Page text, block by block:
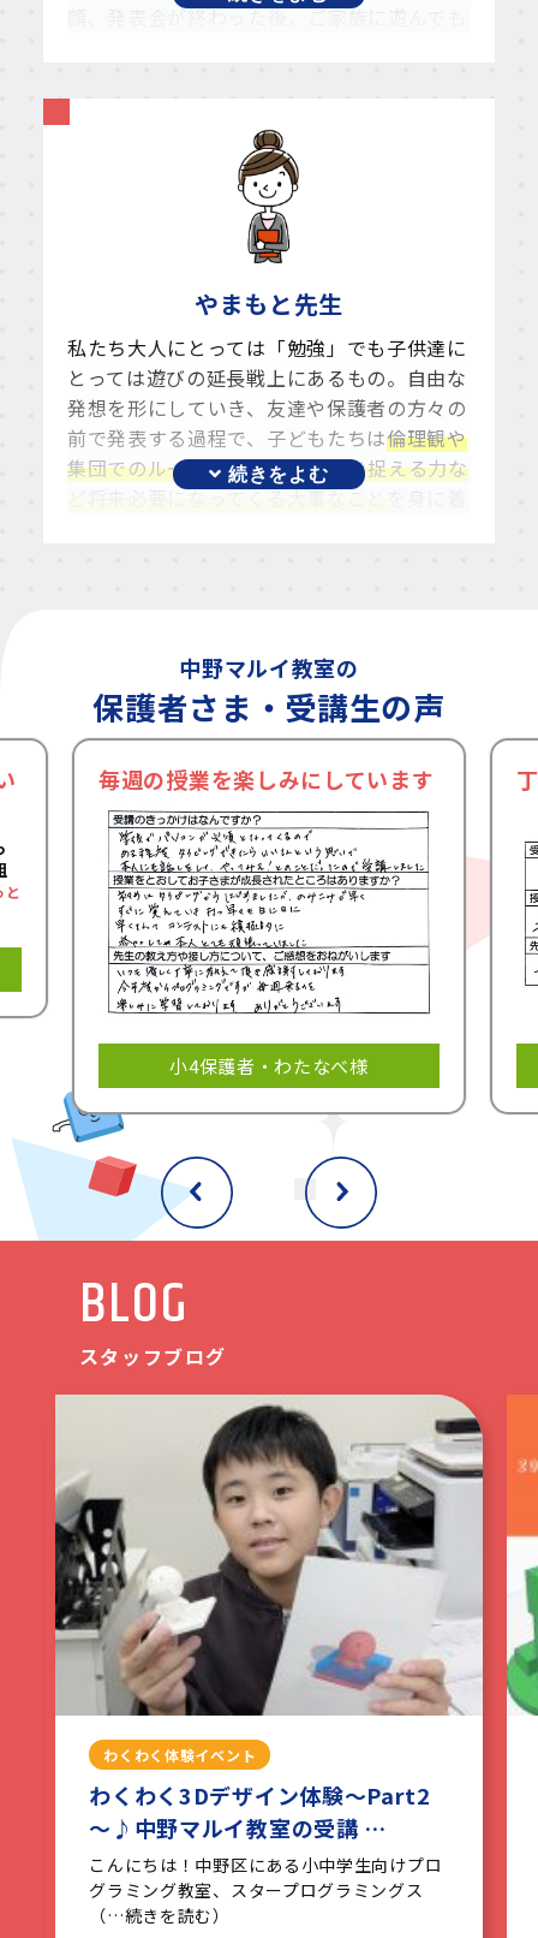
顔、発表会が終わった後、ご家族に遊んでも
子供たちと向き合っています。
一人一人違う完成形を自分で決めて、それを
発表会までに完成させ、みんなに披露する、
という、大人でもなかなか大変なことに、子
どもたちは楽しみながらも果敢にチャレンジ
講師の役割は、そんな子供たちに寄り添って
こと、学んだことが作品に活かされ
るようヒントを与える こと、そして、がんば
りを認めて称えることだと思っています。
絵が得意な子、あっと驚くような動きを考え
る子、大人顔負けのプレゼン力を発揮する
子、プログラミングを通じてそれぞれの良さ
を伸ばし、プログラミング以外のことにも
やまもと先生
私たち大人にとっては「勉強」でも子供達に
とっては遊びの延長戦上にあるもの。自由な
発想を形にしていき、友達や保護者の方々の
前で発表する過程で、子どもたちは倫理観や
集団でのルール、論理的に物事を捉える力な
ど将来必要になってくる大事なこと
ブロックを組み合わせて複雑な作りの作品に
チャレンジしています。
今日こんなことがあってね、という話でわい
わい盛り上がったり、課題が上手くいかない
子の問題点を先生と一緒に探したり。できな
かったことができるようになって嬉しそうに
にこにこしていることも。
私たちはそんな経験・体験をより多くの子ど
もたちが得られるようサポート
しています。
中野マルイ教室の
保護者さま・受講生の声
毎週の授業を楽しみにしています
小4保護者・わたなべ様
BLOG
スタッフブログ
わくわく体験イベント
わくわく3Dデザイン体験～Part2
～♪中野マルイ教室の受講 …
こんにちは！中野区にある小中学生向けプロ
グラミング教室、スタープログラミングス
（…続きを読む）